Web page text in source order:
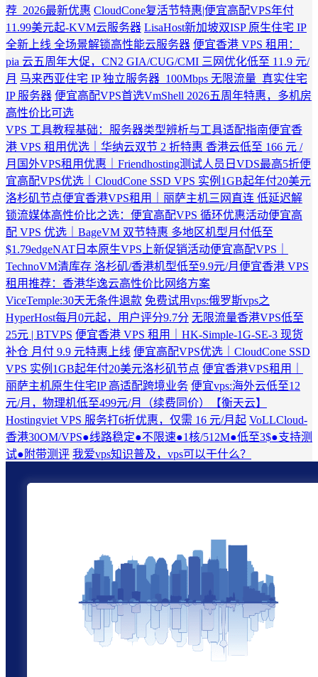
荐_2026最新优惠 CloudCone复活节特惠|便宜高配VPS年付
11.99美元起-KVM云服务器 LisaHost新加坡双ISP 原生住宅 IP
全新上线 全场景解锁高性能云服务器 便宜香港 VPS 租用：
pia 云五周年大促，CN2 GIA/CUG/CMI 三网优化低至 11.9 元/
月 马来西亚住宅 IP 独立服务器_100Mbps 无限流量_真实住宅
IP 服务器 便宜高配VPS首选VmShell 2026五周年特惠，多机房
高性价比可选
VPS 工具教程基础：服务器类型辨析与工具适配指南便宜香
港 VPS 租用优选｜华纳云双节 2 折特惠 香港云低至 166 元 /
月 国外VPS租用优惠｜Friendhosting测试人员日VDS最高5折便
宜高配VPS优选｜CloudCone SSD VPS 实例1GB起年付20美元
洛杉矶节点便宜香港VPS租用｜丽萨主机三网直连 低延迟解
锁流媒体高性价比之选：便宜高配VPS 循环优惠活动便宜高
配 VPS 优选｜BageVM 双节特惠 多地区机型月付低至
$1.79edgeNAT日本原生VPS上新促销活动便宜高配VPS｜
TechnoVM清库存 洛杉矶/香港机型低至9.9元/月 便宜香港 VPS
租用推荐：香港华逸云高性价比网络方案
ViceTemple:30天无条件退款 免费试用vps:俄罗斯vps之
HyperHost每月0元起，用户评分9.7分 无限流量香港VPS低至
25元 | BTVPS 便宜香港 VPS 租用｜HK-Simple-1G-SE-3 现货
补仓 月付 9.9 元特惠上线 便宜高配VPS优选｜CloudCone SSD
VPS 实例1GB起年付20美元洛杉矶节点 便宜香港VPS租用｜
丽萨主机原生住宅IP 高适配跨境业务 便宜vps:海外云低至12
元/月，物理机低至499元/月（续费同价）【衡天云】
Hostingviet VPS 服务打6折优惠，仅需 16 元/月起 VoLLCloud-
香港30OM/VPS●线路稳定●不限速●1核/512M●低至3$●支持测
试●附带测评 我爱vps知识普及，vps可以干什么？